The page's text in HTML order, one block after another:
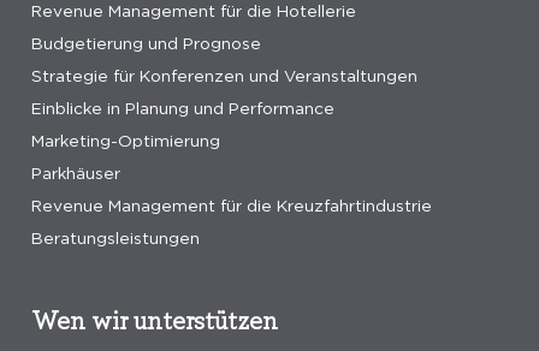
Revenue Management für die Hotellerie
Budgetierung und Prognose
Strategie für Konferenzen und Veranstaltungen
Einblicke in Planung und Performance
Marketing-Optimierung
Parkhäuser
Revenue Management für die Kreuzfahrtindustrie
Beratungsleistungen
Wen wir unterstützen